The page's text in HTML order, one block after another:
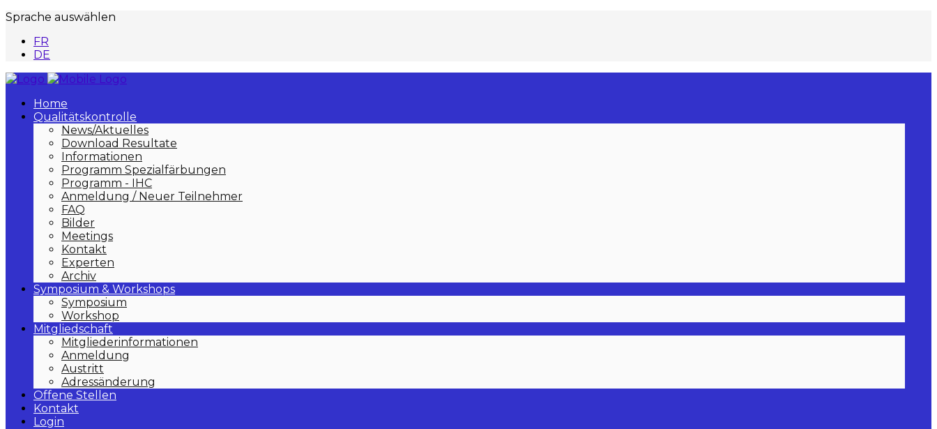
Sprache auswählen
FR
DE
Home
Qualitätskontrolle
News/Aktuelles
Download Resultate
Informationen
Programm Spezialfärbungen
Programm - IHC
Anmeldung / Neuer Teilnehmer
FAQ
Bilder
Meetings
Kontakt
Experten
Archiv
Symposium & Workshops
Symposium
Workshop
Mitgliedschaft
Mitgliederinformationen
Anmeldung
Austritt
Adressänderung
Offene Stellen
Kontakt
Login